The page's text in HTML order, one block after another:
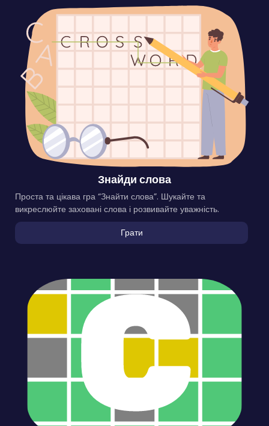
Знайди слова
Проста та цікава гра “Знайти слова”. Шукайте та
викреслюйте заховані слова і розвивайте уважність.
Грати